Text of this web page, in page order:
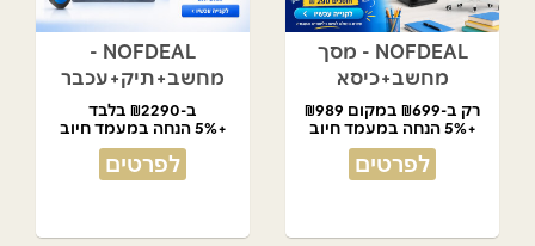
NOFDEAL - מסך
מחשב+כיסא
רק ב-₪699 במקום ₪989
+5% הנחה במעמד חיוב
לפרטים
NOFDEAL -
מחשב+תיק+עכבר
ב-₪2290 בלבד
+5% הנחה במעמד חיוב
לפרטים